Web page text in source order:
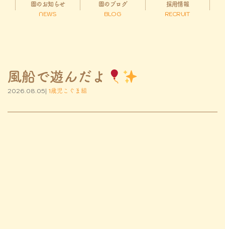
園のお知らせ
NEWS
園のブログ
BLOG
採用情報
RECRUIT
風船で遊んだよ
2026.08.05| 1歳児こぐま組